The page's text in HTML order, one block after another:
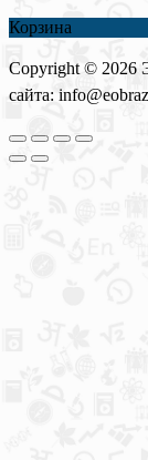
Корзина
Copyright © 2026
сайта: